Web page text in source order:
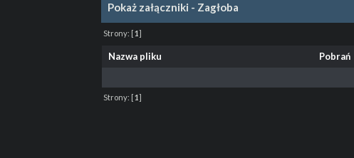
Pokaż załączniki - Zagłoba
Strony: [1]
Nazwa pliku Pobrań
Strony: [1]